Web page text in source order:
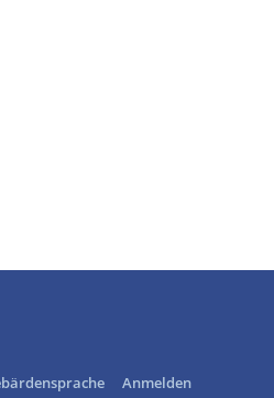
Anmelden